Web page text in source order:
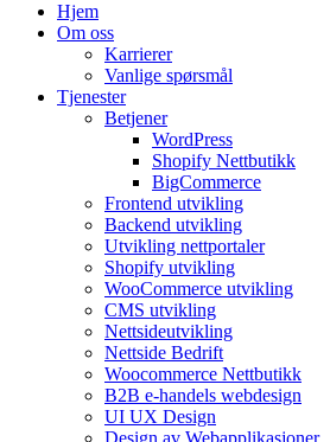
Hjem
Om oss
Karrierer
Vanlige spørsmål
Tjenester
Betjener
WordPress
Shopify Nettbutikk
BigCommerce
Frontend utvikling
Backend utvikling
Utvikling nettportaler
Shopify utvikling
WooCommerce utvikling
CMS utvikling
Nettsideutvikling
Nettside Bedrift
Woocommerce Nettbutikk
B2B e-handels webdesign
UI UX Design
Design av Webapplikasjoner